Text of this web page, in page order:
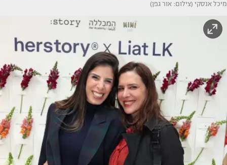
מיכל אנסקי (צילום: אור גפן)